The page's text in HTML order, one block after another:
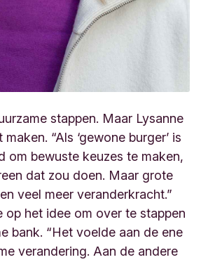
stappen. Maar Lysanne
“Als ‘gewone burger’ is
om bewuste keuzes te maken,
dat zou doen. Maar grote
veel meer veranderkracht.”
op het idee om over te stappen
bank. “Het voelde aan de ene
verandering. Aan de andere